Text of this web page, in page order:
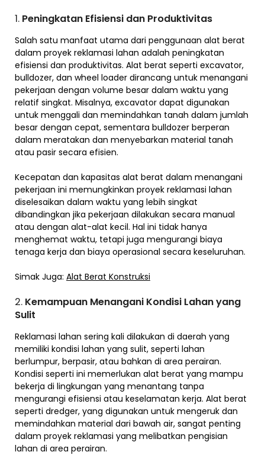
1. Peningkatan Efisiensi dan Produktivitas
Salah satu manfaat utama dari penggunaan alat berat
dalam proyek reklamasi lahan adalah peningkatan
efisiensi dan produktivitas. Alat berat seperti excavator,
bulldozer, dan wheel loader dirancang untuk menangani
pekerjaan dengan volume besar dalam waktu yang
relatif singkat. Misalnya, excavator dapat digunakan
untuk menggali dan memindahkan tanah dalam jumlah
besar dengan cepat, sementara bulldozer berperan
dalam meratakan dan menyebarkan material tanah
atau pasir secara efisien.
Kecepatan dan kapasitas alat berat dalam menangani
pekerjaan ini memungkinkan proyek reklamasi lahan
diselesaikan dalam waktu yang lebih singkat
dibandingkan jika pekerjaan dilakukan secara manual
atau dengan alat-alat kecil. Hal ini tidak hanya
menghemat waktu, tetapi juga mengurangi biaya
tenaga kerja dan biaya operasional secara keseluruhan.
Simak Juga: Alat Berat Konstruksi
2. Kemampuan Menangani Kondisi Lahan yang
Sulit
Reklamasi lahan sering kali dilakukan di daerah yang
memiliki kondisi lahan yang sulit, seperti lahan
berlumpur, berpasir, atau bahkan di area perairan.
Kondisi seperti ini memerlukan alat berat yang mampu
bekerja di lingkungan yang menantang tanpa
mengurangi efisiensi atau keselamatan kerja. Alat berat
seperti dredger, yang digunakan untuk mengeruk dan
memindahkan material dari bawah air, sangat penting
dalam proyek reklamasi yang melibatkan pengisian
lahan di area perairan.